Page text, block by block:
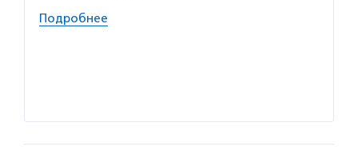
Подробнее